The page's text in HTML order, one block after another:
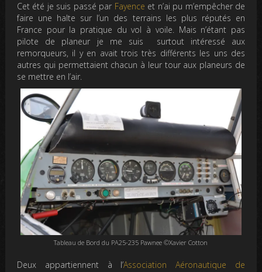
Cet été je suis passé par Fayence et n’ai pu m’empêcher de
faire une halte sur l’un des terrains les plus réputés en
France pour la pratique du vol à voile. Mais n’étant pas
pilote de planeur je me suis surtout intéressé aux
remorqueurs, il y en avait trois très différents les uns des
autres qui permettaient chacun à leur tour aux planeurs de
se mettre en l’air.
Tableau de Bord du PA25-235 Pawnee ©Xavier Cotton
Deux appartiennent à l’Association Aéronautique de